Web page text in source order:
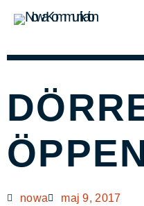
nowa maj 9, 2017